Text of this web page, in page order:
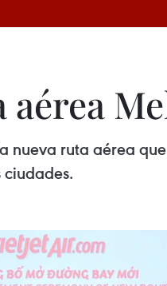
nueva ruta aérea